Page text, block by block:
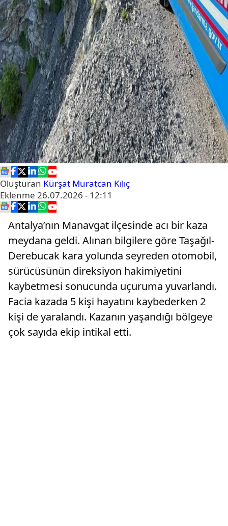
Oluşturan Kürşat Muratcan Kılıç
Eklenme 26.07.2026 - 12:11
Antalya’nın Manavgat ilçesinde acı bir kaza
meydana geldi. Alınan bilgilere göre Taşağıl-
Derebucak kara yolunda seyreden otomobil,
sürücüsünün direksiyon hakimiyetini
kaybetmesi sonucunda uçuruma yuvarlandı.
Facia kazada 5 kişi hayatını kaybederken 2
kişi de yaralandı. Kazanın yaşandığı bölgeye
çok sayıda ekip intikal etti.